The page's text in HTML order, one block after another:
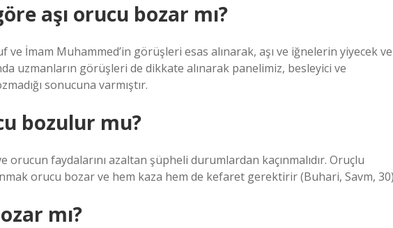
aşı orucu bozar mı?
ve İmam Muhammed’in görüşleri esas alınarak, aşı ve iğnelerin yiyecek ve
uzmanların görüşleri de dikkate alınarak panelimiz, besleyici ve
sonucuna varmıştır.
bozulur mu?
faydalarını azaltan şüpheli durumlardan kaçınmalıdır. Oruçlu
orucu bozar ve hem kaza hem de kefaret gerektirir (Buhari, Savm,
mı?